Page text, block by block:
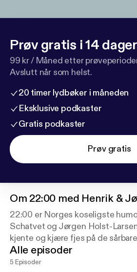
Prøv gratis i 14 dager
99 kr / Måned etter
Avslutt når som helst.
20 timer lydbøker i måneden
Eksklusive podkaster
Gratis podkaster
Prøv gratis
Om 22:00 med Henrik &
22:00 er Norges koseligste
Schatvet og Jørgen Holst-
kjente og kjære fjes på de
kveldstimene før nattens inntog,
humorkonseptet fra Podimo og
Alle episoder
5 Episoder